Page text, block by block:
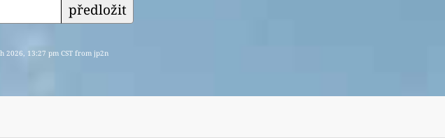
předložit
2026, 13:27 pm CST from jp2n